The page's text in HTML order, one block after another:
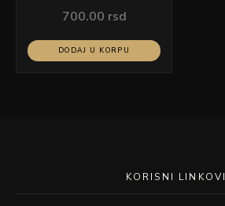
700.00 rsd
DODAJ U KORPU
KORISNI LINKOVI